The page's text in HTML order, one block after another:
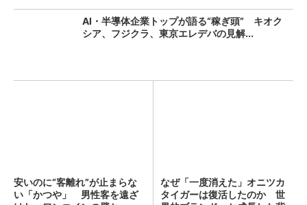
AI・半導体企業トップが語る“稼ぎ頭” キオク
シア、フジクラ、東京エレデバの見解...
安いのに“客離れ”が止まらな
い「かつや」 男性客を遠ざ
なぜ「一度消えた」オニツカ
タイガーは復活したのか 世